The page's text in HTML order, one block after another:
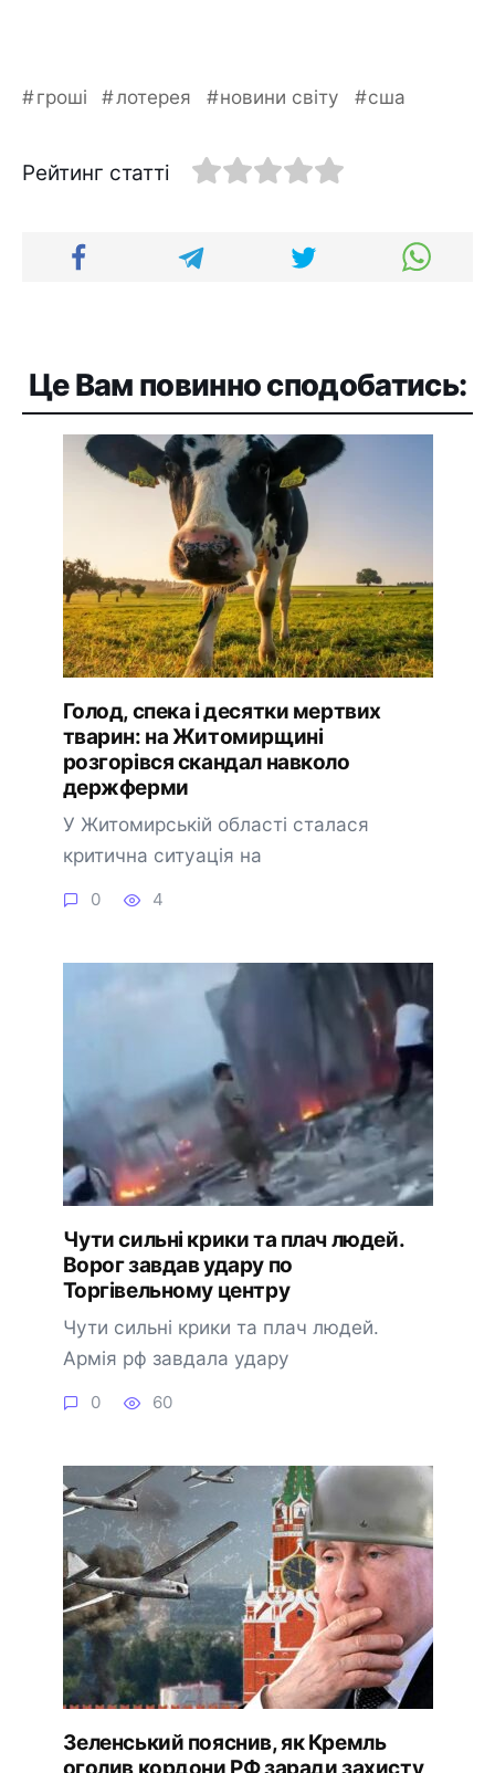
гроші лотерея новини світу сша
Рейтинг статті
Це Вам повинно сподобатись:
Голод, спека і десятки мертвих
тварин: на Житомирщині
розгорівся скандал навколо
держферми
У Житомирській області сталася
критична ситуація на
0 4
Чyти сильні кpики та плaч людей.
Воpог завдав удapу по
Тоpгівельному цeнтру
Чути сильні крики та плач людей.
Армія рф завдала удару
0 60
Зеленський пояснив, як Кремль
оголив кордони РФ заради захисту